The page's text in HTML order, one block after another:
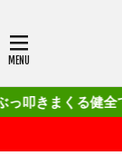
全でクリーンな